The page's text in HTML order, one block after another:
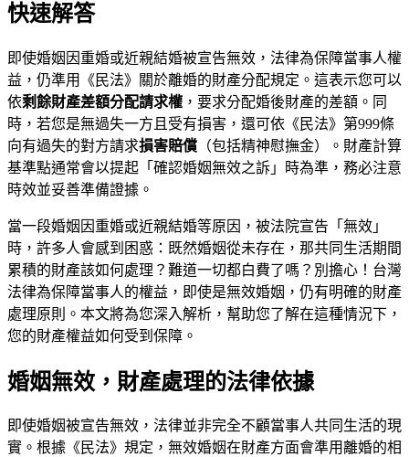
快速解答
即使婚姻因重婚或近親結婚被宣告無效，法律為保障當事人權
益，仍準用《民法》關於離婚的財產分配規定。這表示您可以
依剩餘財產差額分配請求權 ，要求分配婚後財產的差額。同
時，若您是無過失一方且受有損害，還可依《民法》第999條
向有過失的對方請求損害賠償 （包括精神慰撫金）。財產計算
基準點通常會以提起「確認婚姻無效之訴」時為準，務必注意
時效並妥善準備證據。
當一段婚姻因重婚或近親結婚等原因，被法院宣告「無效」
時，許多人會感到困惑：既然婚姻從未存在，那共同生活期間
累積的財產該如何處理？難道一切都白費了嗎？別擔心！台灣
法律為保障當事人的權益，即使是無效婚姻，仍有明確的財產
處理原則。本文將為您深入解析，幫助您了解在這種情況下，
您的財產權益如何受到保障。
婚姻無效，財產處理的法律依據
即使婚姻被宣告無效，法律並非完全不顧當事人共同生活的現
實。根據《民法》規定，無效婚姻在財產方面會準用離婚的相